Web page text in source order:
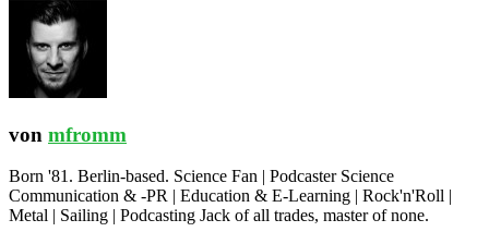
von mfromm
Born '81. Berlin-based. Science Fan | Podcaster Science
Communication & -PR | Education & E-Learning | Rock'n'Roll |
Metal | Sailing | Podcasting Jack of all trades, master of none.